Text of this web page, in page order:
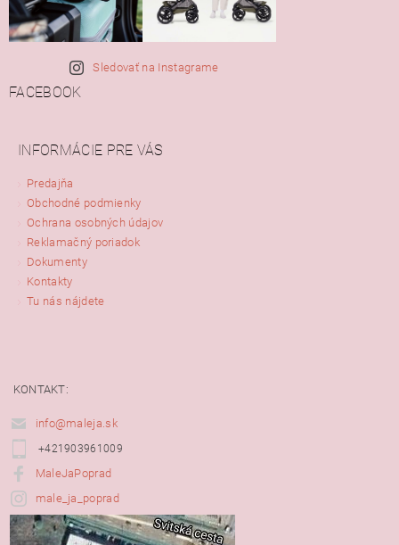
Sledovať na Instagrame
FACEBOOK
INFORMÁCIE PRE VÁS
Predajňa
Obchodné podmienky
Ochrana osobných údajov
Reklamačný poriadok
Dokumenty
Kontakty
Tu nás nájdete
KONTAKT:
info@maleja.sk
+421903961009
MaleJaPoprad
male_ja_poprad